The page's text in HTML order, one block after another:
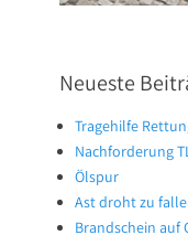
Neueste
Tragehilfe
Nachforderung
Ölspur
Ast droht zu
Brandschein auf